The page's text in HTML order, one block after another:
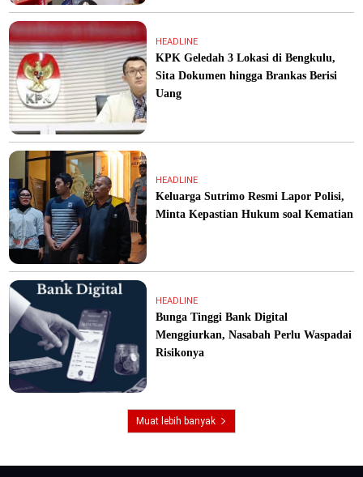
HEADLINE
KPK Geledah 3 Lokasi di Bengkulu,
Sita Dokumen hingga Brankas Berisi
Uang
HEADLINE
Keluarga Sutrimo Resmi Lapor Polisi,
Minta Kepastian Hukum soal Kematian
HEADLINE
Bunga Tinggi Bank Digital
Menggiurkan, Nasabah Perlu Waspadai
Risikonya
Muat lebih banyak